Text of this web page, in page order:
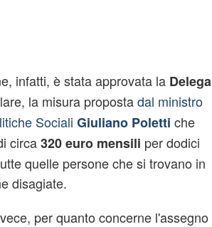
infatti, è stata approvata la Delega
la misura propostadal ministro
Sociali Giuliano Poletti che
circa320 euro mensili per dodici
quelle persone che si trovano in
disagiate.
per quanto concerne l'assegno